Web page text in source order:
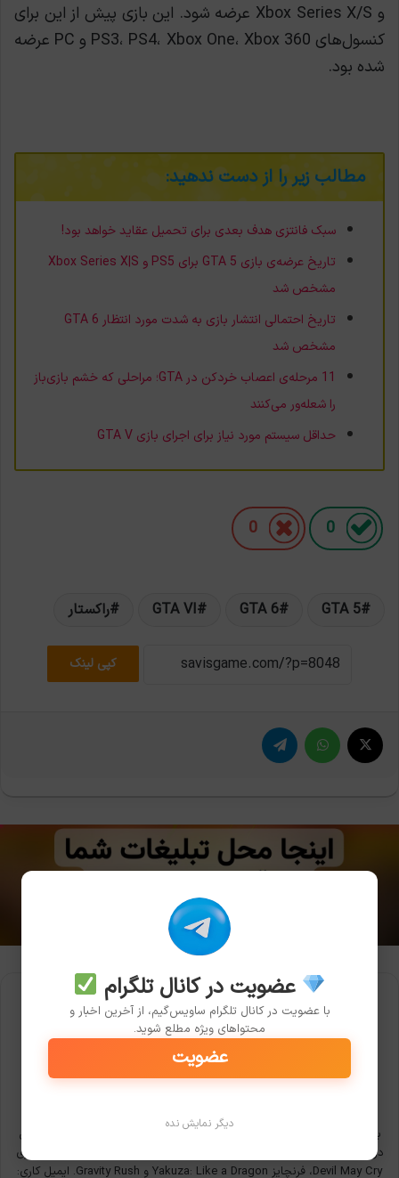
و Xbox Series X/S عرضه شود. این بازی پیش از این برای
کنسول‌های PS3، PS4، Xbox One، Xbox 360 و PC عرضه
شده بود.
مطالب زیر را از دست ندهید:
سبک فانتزی هدف بعدی برای تحمیل عقاید خواهد بود!
تاریخ عرضه‌ی بازی GTA 5 برای PS5 و Xbox Series X|S
مشخص شد
تاریخ احتمالی انتشار بازی به شدت مورد انتظار GTA 6
مشخص شد
11 مرحله‌ی اعصاب خردکن در GTA؛ مراحلی که خشم بازی‌باز
را شعله‌ور می‌کنند
حداقل سیستم مورد نیاز برای اجرای بازی GTA V
0
0
GTA 5
GTA 6
GTA VI راکستار
کپی لینک
به نام خدا - سلام، سابقه‌ی نوشتن بیش از 3000 مطلب گیمینگ و نویسندگی
در بزرگ‌ترین سایت‌های ایران. بازی‌های مورد علاقه: Metal Gear Solid 3، سری
Devil May Cry، فرنچایز Yakuza: Like a Dragon و Gravity Rush. ایمیل کاری:
عضویت در کانال تلگرام
با عضویت در کانال تلگرام ساویس‌گیم، از آخرین اخبار و
محتواهای ویژه مطلع شوید.
عضویت
دیگر نمایش نده